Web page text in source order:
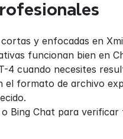
y enfocadas en
funcionan bien en
4 cuando necesites
el formato de archivo
o Bing Chat para